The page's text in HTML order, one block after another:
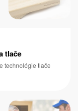
tlače
technológie tlače